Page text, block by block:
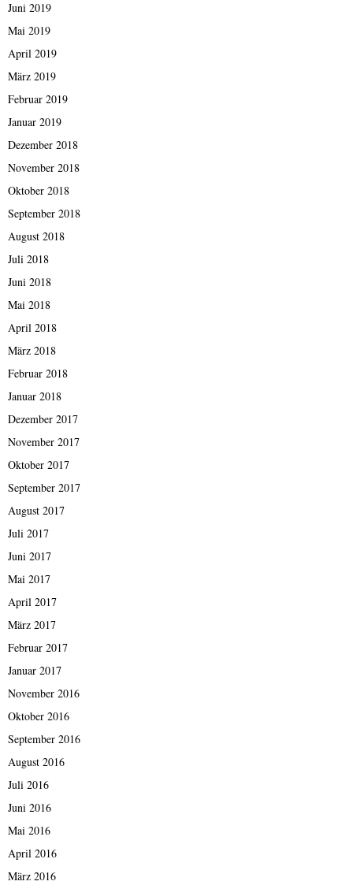
Juni 2019
Mai 2019
April 2019
März 2019
Februar 2019
Januar 2019
Dezember 2018
November 2018
Oktober 2018
September 2018
August 2018
Juli 2018
Juni 2018
Mai 2018
April 2018
März 2018
Februar 2018
Januar 2018
Dezember 2017
November 2017
Oktober 2017
September 2017
August 2017
Juli 2017
Juni 2017
Mai 2017
April 2017
März 2017
Februar 2017
Januar 2017
November 2016
Oktober 2016
September 2016
August 2016
Juli 2016
Juni 2016
Mai 2016
April 2016
März 2016